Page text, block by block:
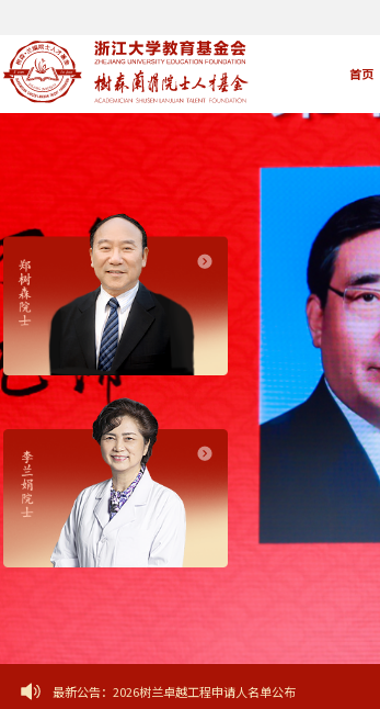
首页
最新公告： 关于第十三届树兰医学奖提名的通知